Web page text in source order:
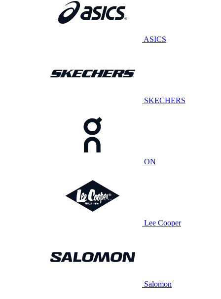
ASICS
SKECHERS
ON
Lee Cooper
Salomon